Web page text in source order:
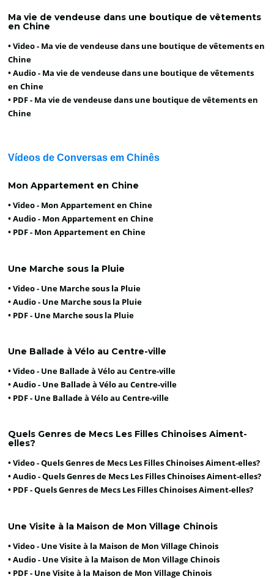
Ma vie de vendeuse dans une boutique de vêtements
en Chine
• Video - Ma vie de vendeuse dans une boutique de vêtements en
Chine
• Audio - Ma vie de vendeuse dans une boutique de vêtements
en Chine
• PDF - Ma vie de vendeuse dans une boutique de vêtements en
Chine
Vídeos de Conversas em Chinês
Mon Appartement en Chine
• Video - Mon Appartement en Chine
• Audio - Mon Appartement en Chine
• PDF - Mon Appartement en Chine
Une Marche sous la Pluie
• Video - Une Marche sous la Pluie
• Audio - Une Marche sous la Pluie
• PDF - Une Marche sous la Pluie
Une Ballade à Vélo au Centre-ville
• Video - Une Ballade à Vélo au Centre-ville
• Audio - Une Ballade à Vélo au Centre-ville
• PDF - Une Ballade à Vélo au Centre-ville
Quels Genres de Mecs Les Filles Chinoises Aiment-
elles?
• Video -Quels Genres de Mecs Les Filles Chinoises Aiment-elles?
• Audio -Quels Genres de Mecs Les Filles Chinoises Aiment-elles?
• PDF -Quels Genres de Mecs Les Filles Chinoises Aiment-elles?
Une Visite à la Maison de Mon Village Chinois
• Video - Une Visite à la Maison de Mon Village Chinois
• Audio - Une Visite à la Maison de Mon Village Chinois
• PDF - Une Visite à la Maison de Mon Village Chinois